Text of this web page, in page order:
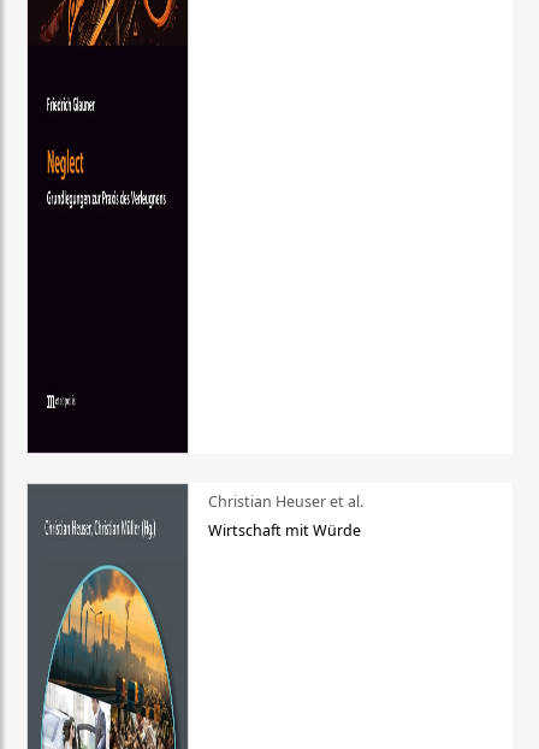
Christian Heuser et al.
Wirtschaft mit Würde